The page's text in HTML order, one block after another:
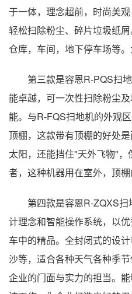
于一体，理念超前，时尚美
轻松扫除粉尘、碎片垃圾纸
仓库，车间，地下停车场等
第三款是容恩R-PQS扫
能卓越，可一次性扫除粉尘
能。与R-FQS扫地机的外观
顶棚，这款带有顶棚的好处
太阳，还能挡住"天外飞物"
者，这种机器用在室外，顶棚
第四款是容恩R-ZQXS
计理念和智能操作系统，以
车中的精品。全封闭式的设
沙等，适合各种天气各种季
企业的门面与实力的担当。